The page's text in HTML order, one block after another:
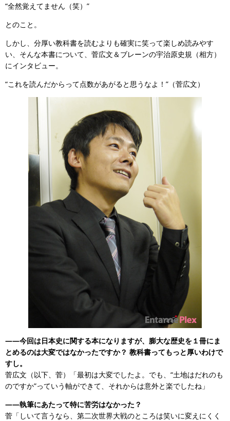
“全然覚えてません（笑）”
とのこと。
しかし、分厚い教科書を読むよりも確実に笑って楽しめ読みやす
い、そんな本書について、菅広文＆ブレーンの宇治原史規（相方）
にインタビュー。
“これを読んだからって点数があがると思うなよ！”（菅広文）
——今回は日本史に関する本になりますが、膨大な歴史を１冊にま
とめるのは大変ではなかったですか？ 教科書ってもっと厚いわけで
すし。
菅広文（以下、菅）「最初は大変でしたよ。でも、“土地はだれのも
のですか”っていう軸ができて、それからは意外と楽でしたね」
——執筆にあたって特に苦労はなかった？
菅「しいて言うなら、第二次世界大戦のところは笑いに変えにくく